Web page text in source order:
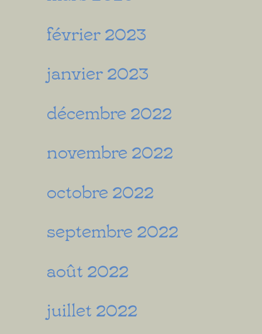
février 2023
janvier 2023
décembre 2022
novembre 2022
octobre 2022
septembre 2022
août 2022
juillet 2022